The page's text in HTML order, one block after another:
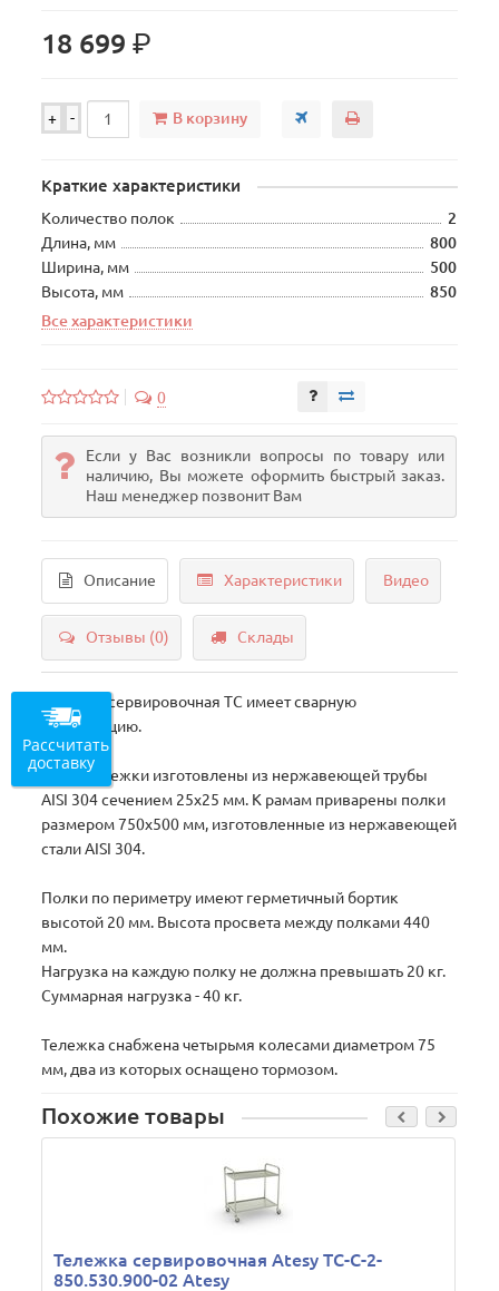
18 699р.
+ - В корзину
Краткие характеристики
Количество полок
2
Длина, мм
800
Ширина, мм
500
Высота, мм
850
Все характеристики
0
Если у Вас возникли вопросы по товару или
наличию, Вы можете оформить быстрый заказ.
Наш менеджер позвонит Вам
Описание Характеристики Видео
Отзывы (0) Склады
Тележка сервировочная ТС имеет сварную
конструкцию.
Рамы тележки изготовлены из нержавеющей трубы
AISI 304 сечением 25х25 мм. К рамам приварены полки
размером 750х500 мм, изготовленные из нержавеющей
стали AISI 304.
Полки по периметру имеют герметичный бортик
высотой 20 мм. Высота просвета между полками 440
мм.
Нагрузка на каждую полку не должна превышать 20 кг.
Суммарная нагрузка - 40 кг.
Тележка снабжена четырьмя колесами диаметром 75
мм, два из которых оснащено тормозом.
Похожие товары
Тележка сервировочная Atesy ТС-С-2-
850.530.900-02 Atesy
Рассчитать
доставку